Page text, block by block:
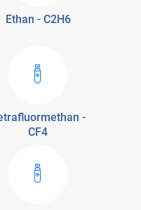
Ethan - C2H6
-
CF4